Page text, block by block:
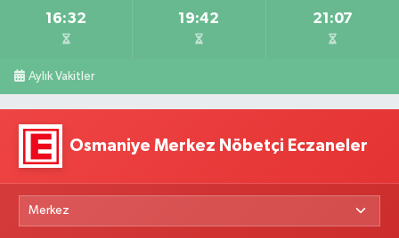
16:32 19:42 21:07
Aylık Vakitler
Osmaniye Merkez Nöbetçi Eczaneler